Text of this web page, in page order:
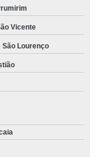
Vicente
São Lourenço